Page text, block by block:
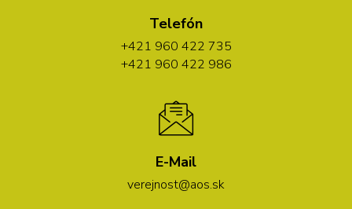
Telefón
+421 960 422 735
+421 960 422 986
E-Mail
verejnost@aos.sk